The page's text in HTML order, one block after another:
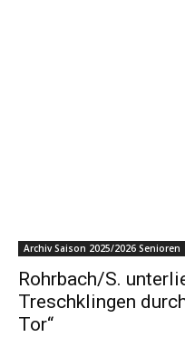
Archiv Saison 2025/2026 Senioren
Rohrbach/S.
Treschklingen
Tor“